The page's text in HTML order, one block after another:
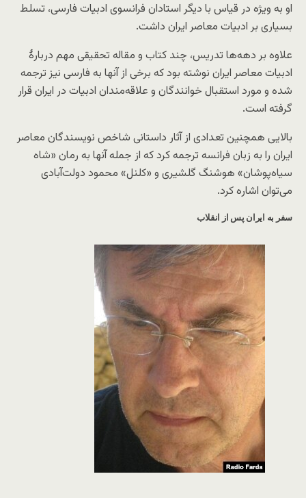
او به ویژه در قیاس با دیگر استادان فرانسوی ادبیات فارسی، تسلط
بسیاری بر ادبیات معاصر ایران داشت.
علاوه بر دهه‌ها تدریس، چند کتاب و مقاله تحقیقی مهم دربارهٔ
ادبیات معاصر ایران نوشته بود که برخی از آنها به فارسی نیز ترجمه
شده و مورد استقبال خوانندگان و علاقه‌مندان ادبیات در ایران قرار
گرفته است.
بالایی همچنین تعدادی از آثار داستانی شاخص نویسندگان معاصر
ایران را به زبان فرانسه ترجمه کرد که از جمله آنها به رمان «شاه
سیاه‌پوشان» هوشنگ گلشیری و «کلنل» محمود دولت‌آبادی
می‌توان اشاره کرد.
سفر به ایران پس از انقلاب